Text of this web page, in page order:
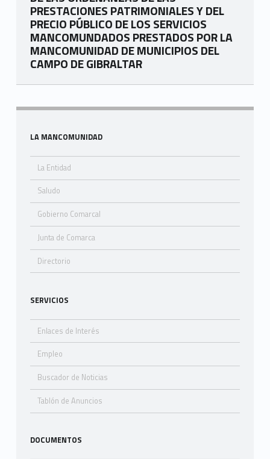
PRESTACIONES PATRIMONIALES Y DEL
PRECIO PÚBLICO DE LOS SERVICIOS
MANCOMUNDADOS PRESTADOS POR LA
MANCOMUNIDAD DE MUNICIPIOS DEL
CAMPO DE GIBRALTAR
Sidebar
LA MANCOMUNIDAD
La Entidad
Saludo
Gobierno Comarcal
Junta de Comarca
Directorio
SERVICIOS
Enlaces de Interés
Empleo
Buscador de Noticias
Tablón de Anuncios
DOCUMENTOS